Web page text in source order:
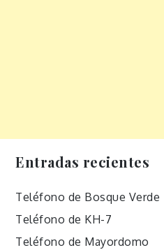
Entradas recientes
Teléfono de Bosque Verde
Teléfono de KH-7
Teléfono de Mayordomo